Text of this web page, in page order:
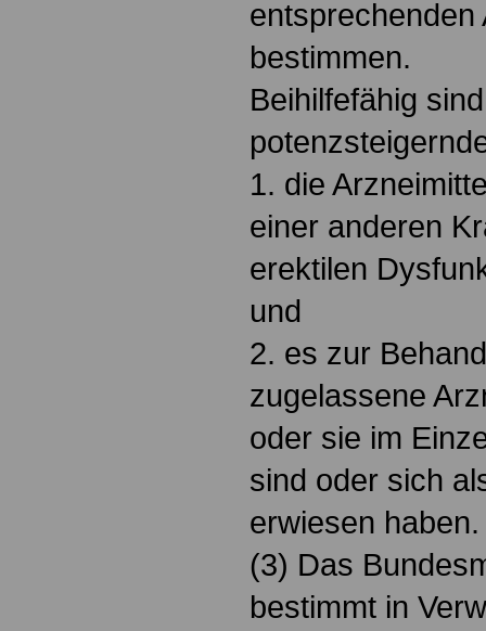
entsprechenden
bestimmen.
Beihilfefähig
1. die
einer anderen
erektilen
und
2. es zur
zugelassene
oder sie im
sind oder sich
erwiesen haben.
(3) Das
bestimmt in